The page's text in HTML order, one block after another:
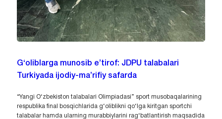
G‘oliblarga munosib e’tirof: JDPU talabalari
Turkiyada ijodiy-ma’rifiy safarda
“Yangi O‘zbekiston talabalari Olimpiadasi” sport musobaqalarining
respublika final bosqichlarida g‘oliblikni qo‘lga kiritgan sportchi
talabalar hamda ularning murabbiylarini rag‘batlantirish maqsadida